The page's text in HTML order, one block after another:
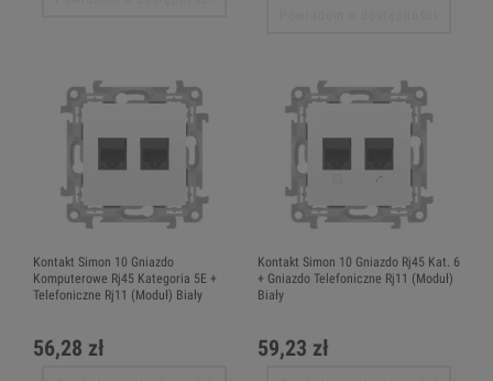
Kontakt Simon 10 Gniazdo
Komputerowe Rj45 Kategoria 5E +
Telefoniczne Rj11 (Moduł) Biały
56,28 zł
Kontakt Simon 10 Gniazdo Rj45 Kat. 6
+ Gniazdo Telefoniczne Rj11 (Moduł)
Biały
59,23 zł